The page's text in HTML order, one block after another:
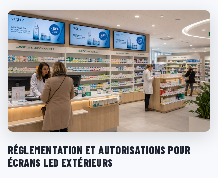
RÉGLEMENTATION ET AUTORISATIONS POUR
ÉCRANS LED EXTÉRIEURS